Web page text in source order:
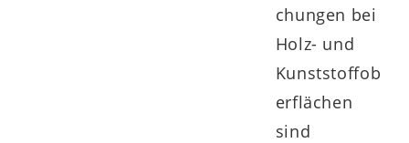
chungen bei
Holz- und
Kunststoffob
erflächen
sind